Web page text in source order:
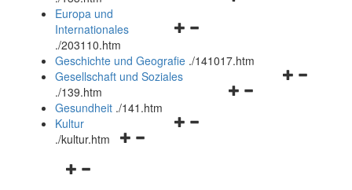
Navigationsmenü
und
schließen
Europa und
Internationales
./203110.htm
Geschichte und Geografie ./141017.htm
Navigationsmenü
Gesellschaft und Soziales
./139.htm
Navigationsmenü
Gesundheit ./141.htm
Navigationsmenü
Kultur
./kultur.htm
Navigationsmenü